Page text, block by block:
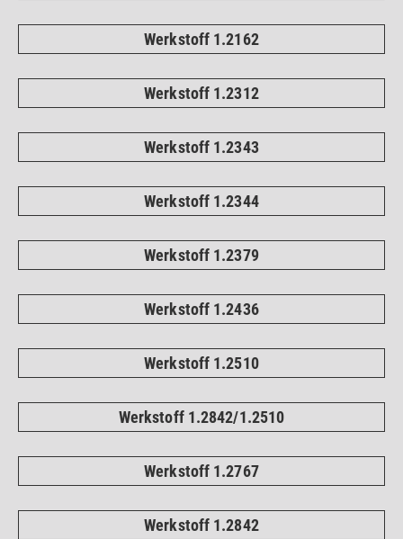
Werkstoff 1.2162
Werkstoff 1.2312
Werkstoff 1.2343
Werkstoff 1.2344
Werkstoff 1.2379
Werkstoff 1.2436
Werkstoff 1.2510
Werkstoff 1.2842/1.2510
Werkstoff 1.2767
Werkstoff 1.2842